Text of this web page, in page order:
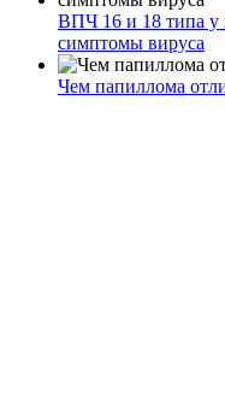
ВПЧ 16 и 18 типа у
симптомы вируса
Чем папиллома